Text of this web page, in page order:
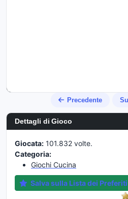
Precedente
Dettagli di Gioco
Giocata: 101.832 volte.
Categoria:
Giochi Cucina
Salva sulla Lista dei Preferiti